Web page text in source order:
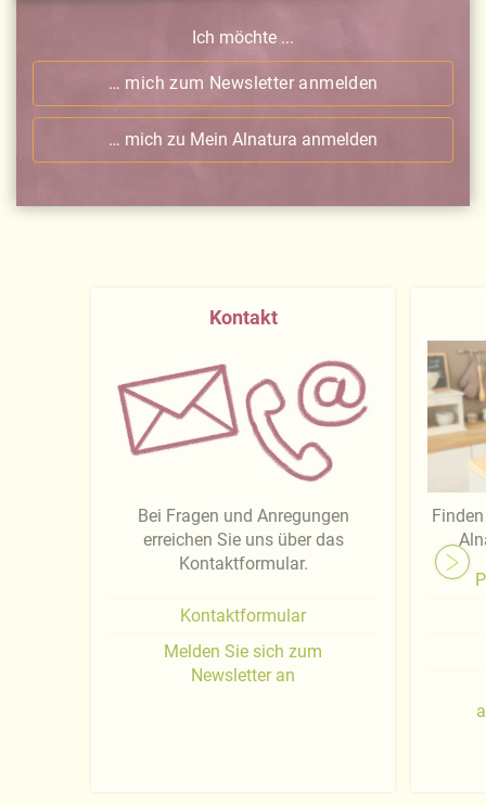
Ich möchte ...
… mich zum Newsletter anmelden
… mich zu Mein Alnatura anmelden
Kontakt
Bei Fragen und Anregungen
erreichen Sie uns über das
Kontaktformular.
Kontaktformular
Melden Sie sich zum
Newsletter an